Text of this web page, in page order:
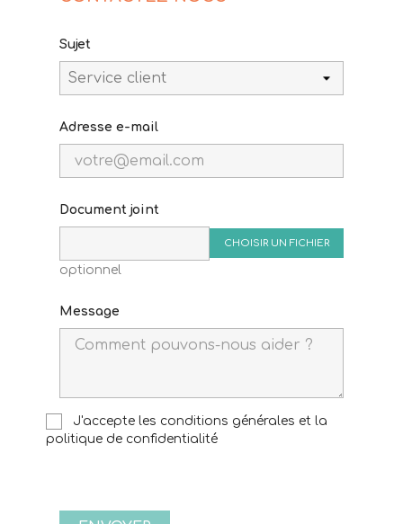
Sujet
Adresse e-mail
Document joint
CHOISIR UN FICHIER
optionnel
Message
J'accepte les conditions générales et la
politique de confidentialité